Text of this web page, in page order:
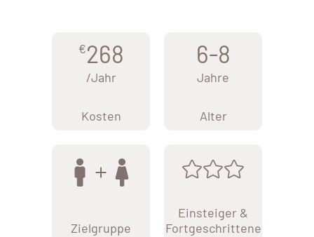
€268
/Jahr
Kosten
6-8
Jahre
Alter
Zielgruppe
Einsteiger &
Fortgeschrittene